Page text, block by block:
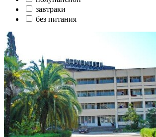
завтраки
без питания